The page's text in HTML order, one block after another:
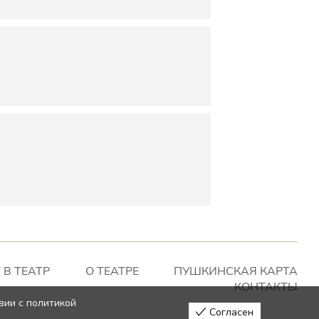
ТЕАТР О ТЕАТРЕ
ПУШКИНСКАЯ КАРТА
КОНТАКТЫ
с политикой
Согласен